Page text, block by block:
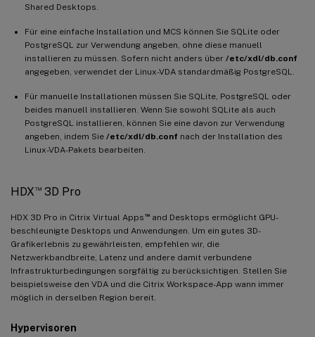
Shared Desktops.
Für eine einfache Installation und MCS können Sie SQLite oder
PostgreSQL zur Verwendung angeben, ohne diese manuell
installieren zu müssen. Sofern nicht anders über /etc/xdl/db.conf
angegeben, verwendet der Linux-VDA standardmäßig PostgreSQL.
Für manuelle Installationen müssen Sie SQLite, PostgreSQL oder
beides manuell installieren. Wenn Sie sowohl SQLite als auch
PostgreSQL installieren, können Sie eine davon zur Verwendung
angeben, indem Sie /etc/xdl/db.conf nach der Installation des
Linux-VDA-Pakets bearbeiten.
HDX™3D Pro
HDX 3D Pro in Citrix Virtual Apps ™and Desktops ermöglicht GPU-
beschleunigte Desktops und Anwendungen. Um ein gutes 3D-
Grafikerlebnis zu gewährleisten, empfehlen wir, die
Netzwerkbandbreite, Latenz und andere damit verbundene
Infrastrukturbedingungen sorgfältig zu berücksichtigen. Stellen Sie
beispielsweise den VDA und die Citrix Workspace-App wann immer
möglich in derselben Region bereit.
Hypervisoren